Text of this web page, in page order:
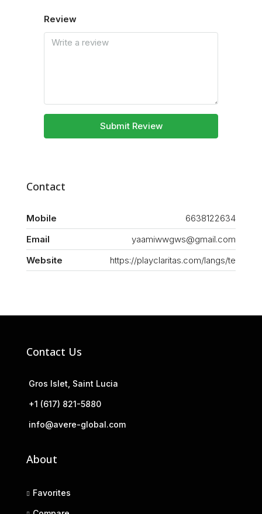
Review
Submit Review
Contact
Mobile
6638122634
Email
yaamiwwgws@gmail.com
Website
https://playclaritas.com/langs/te
Contact Us
Gros Islet, Saint Lucia
+1 (617) 821-5880
info@avere-global.com
About
Favorites